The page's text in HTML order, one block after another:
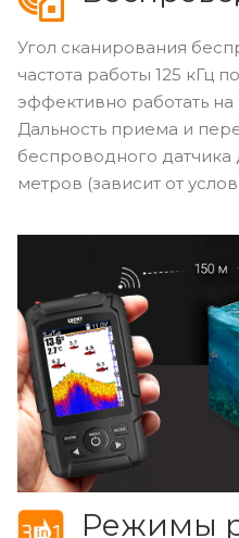
Угол сканирования
частота работы 125 кГц
эффективно работать
Дальность приема и
беспроводного датчика
метров (зависит от
Режимы